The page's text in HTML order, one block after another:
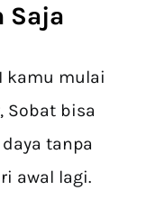
Saja
kamu mulai
Sobat bisa
tanpa
awal lagi.